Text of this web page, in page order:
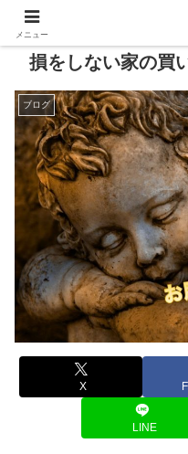
損をしない家の買
ブログ
X
LINE
メニュー